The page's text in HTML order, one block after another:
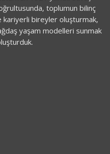
toplumun bilinç
kariyerli bireyler oluşturmak,
yaşam modelleri sunmak